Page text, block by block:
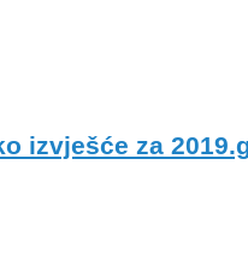
izvješće za